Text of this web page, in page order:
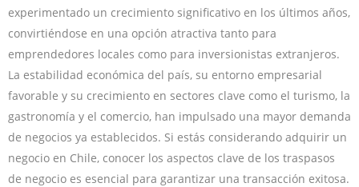
experimentado un crecimiento significativo en los últimos años,
convirtiéndose en una opción atractiva tanto para
emprendedores locales como para inversionistas extranjeros.
La estabilidad económica del país, su entorno empresarial
favorable y su crecimiento en sectores clave como el turismo, la
gastronomía y el comercio, han impulsado una mayor demanda
de negocios ya establecidos. Si estás considerando adquirir un
negocio en Chile, conocer los aspectos clave de los traspasos
de negocio es esencial para garantizar una transacción exitosa.